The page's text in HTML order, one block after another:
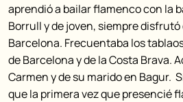
aprendió a bailar flamenco con la
Borrull y de joven, siempre
Barcelona. Frecuentaba los
de Barcelona y de la Costa Brava.
Carmen y de su marido en Bagur.
que la primera vez que presencié